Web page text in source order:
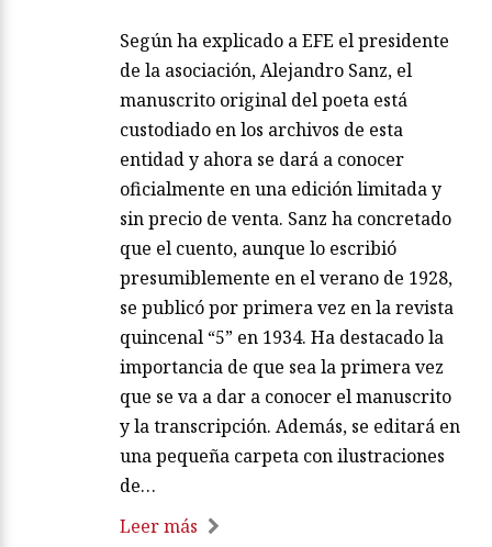
Según ha explicado a EFE el presidente
de la asociación, Alejandro Sanz, el
manuscrito original del poeta está
custodiado en los archivos de esta
entidad y ahora se dará a conocer
oficialmente en una edición limitada y
sin precio de venta. Sanz ha concretado
que el cuento, aunque lo escribió
presumiblemente en el verano de 1928,
se publicó por primera vez en la revista
quincenal “5” en 1934. Ha destacado la
importancia de que sea la primera vez
que se va a dar a conocer el manuscrito
y la transcripción. Además, se editará en
una pequeña carpeta con ilustraciones
de…
Leer más